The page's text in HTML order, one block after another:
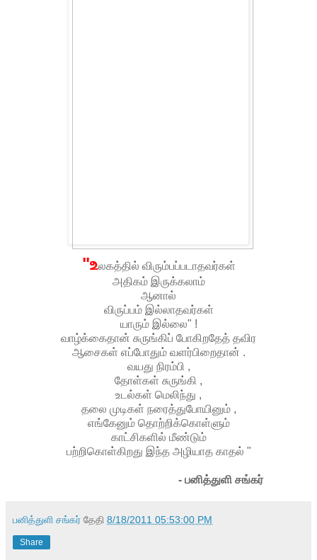
"உலகத்தில் விரும்பப்படாதவர்கள்
அதிகம் இருக்கலாம்
ஆனால்
விருப்பம் இல்லாதவர்கள்
யாரும் இல்லை" !
வாழ்க்கைதான் சுருங்கிப் போகிறதேத் தவிர
ஆசைகள் எப்போதும் வளர்பிறைதான் .
வயது நிரம்பி ,
தோள்கள் சுருங்கி ,
உடல்கள் மெலிந்து ,
தலை முடிகள் நரைத்துபோயினும் ,
எங்கேனும் தொற்றிக்கொள்ளும்
காட்சிகளில் மீண்டும்
பற்றிகொள்கிறது இந்த அழியாத காதல் "
- பனித்துளி சங்கர்
பனித்துளி சங்கர் தேதி 8/18/2011 05:53:00 PM
Share